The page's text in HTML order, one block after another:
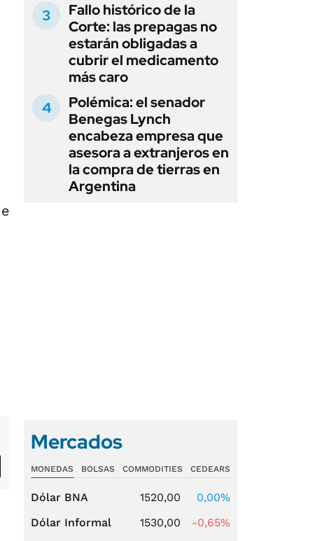
Fallo histórico de la
Corte: las prepagas no
estarán obligadas a
cubrir el medicamento
más caro
Polémica: el senador
Benegas Lynch
encabeza empresa que
asesora a extranjeros en
la compra de tierras en
Argentina
Mercados
MONEDAS BOLSAS COMMODITIES CEDEARS
Dólar BNA 1520,00
0,00%
Dólar Informal
1530,00
-0,65%